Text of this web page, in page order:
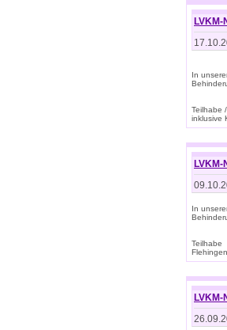
In
Teilhabe
inklusive
In
Teilhabe